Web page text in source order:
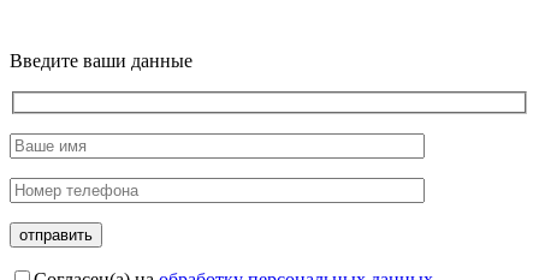
Введите ваши данные